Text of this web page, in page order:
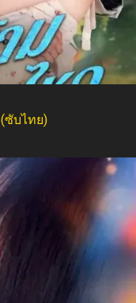
(ซับไทย)